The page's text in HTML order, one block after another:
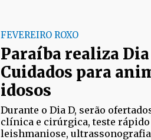
FEVEREIRO ROXO
Paraíba realiza Dia
Cuidados para
idosos
Durante o Dia D, serão
clínica e cirúrgica, teste rápido
leishmaniose,